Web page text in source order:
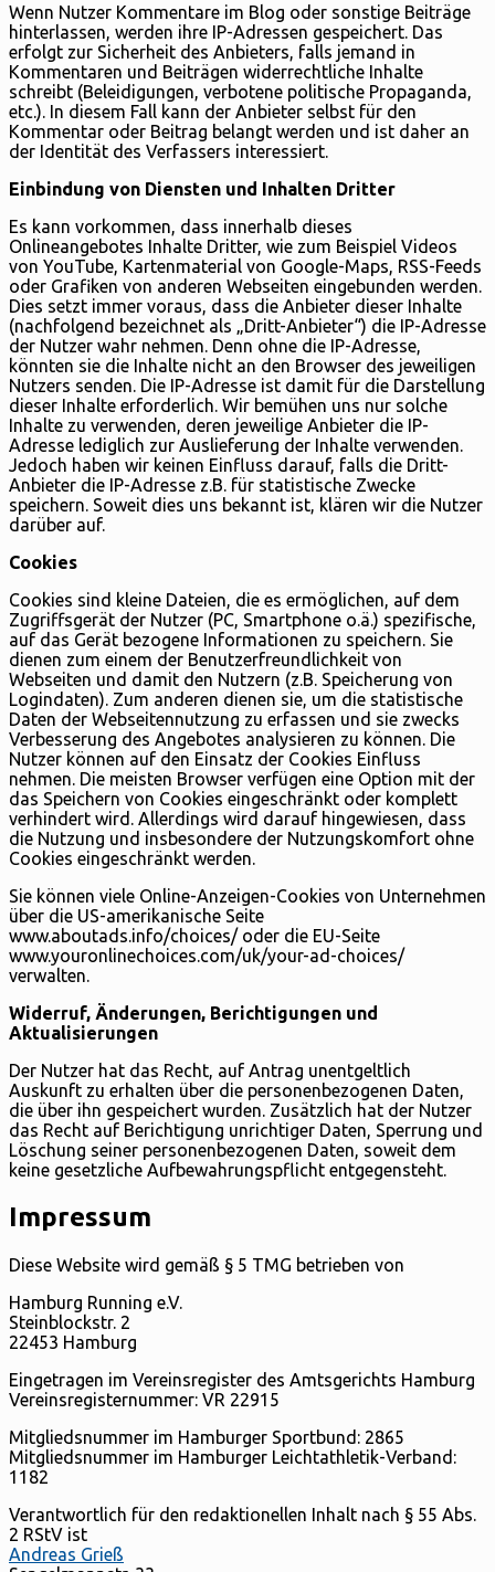
Wenn Nutzer Kommentare im Blog oder sonstige Beiträge
hinterlassen, werden ihre IP-Adressen gespeichert. Das
erfolgt zur Sicherheit des Anbieters, falls jemand in
Kommentaren und Beiträgen widerrechtliche Inhalte
schreibt (Beleidigungen, verbotene politische Propaganda,
etc.). In diesem Fall kann der Anbieter selbst für den
Kommentar oder Beitrag belangt werden und ist daher an
der Identität des Verfassers interessiert.
Einbindung von Diensten und Inhalten Dritter
Es kann vorkommen, dass innerhalb dieses
Onlineangebotes Inhalte Dritter, wie zum Beispiel Videos
von YouTube, Kartenmaterial von Google-Maps, RSS-Feeds
oder Grafiken von anderen Webseiten eingebunden werden.
Dies setzt immer voraus, dass die Anbieter dieser Inhalte
(nachfolgend bezeichnet als „Dritt-Anbieter“) die IP-Adresse
der Nutzer wahr nehmen. Denn ohne die IP-Adresse,
könnten sie die Inhalte nicht an den Browser des jeweiligen
Nutzers senden. Die IP-Adresse ist damit für die Darstellung
dieser Inhalte erforderlich. Wir bemühen uns nur solche
Inhalte zu verwenden, deren jeweilige Anbieter die IP-
Adresse lediglich zur Auslieferung der Inhalte verwenden.
Jedoch haben wir keinen Einfluss darauf, falls die Dritt-
Anbieter die IP-Adresse z.B. für statistische Zwecke
speichern. Soweit dies uns bekannt ist, klären wir die Nutzer
darüber auf.
Cookies
Cookies sind kleine Dateien, die es ermöglichen, auf dem
Zugriffsgerät der Nutzer (PC, Smartphone o.ä.) spezifische,
auf das Gerät bezogene Informationen zu speichern. Sie
dienen zum einem der Benutzerfreundlichkeit von
Webseiten und damit den Nutzern (z.B. Speicherung von
Logindaten). Zum anderen dienen sie, um die statistische
Daten der Webseitennutzung zu erfassen und sie zwecks
Verbesserung des Angebotes analysieren zu können. Die
Nutzer können auf den Einsatz der Cookies Einfluss
nehmen. Die meisten Browser verfügen eine Option mit der
das Speichern von Cookies eingeschränkt oder komplett
verhindert wird. Allerdings wird darauf hingewiesen, dass
die Nutzung und insbesondere der Nutzungskomfort ohne
Cookies eingeschränkt werden.
Sie können viele Online-Anzeigen-Cookies von Unternehmen
über die US-amerikanische Seite
www.aboutads.info/choices/ oder die EU-Seite
www.youronlinechoices.com/uk/your-ad-choices/
verwalten.
Widerruf, Änderungen, Berichtigungen und
Aktualisierungen
Der Nutzer hat das Recht, auf Antrag unentgeltlich
Auskunft zu erhalten über die personenbezogenen Daten,
die über ihn gespeichert wurden. Zusätzlich hat der Nutzer
das Recht auf Berichtigung unrichtiger Daten, Sperrung und
Löschung seiner personenbezogenen Daten, soweit dem
keine gesetzliche Aufbewahrungspflicht entgegensteht.
Impressum
Diese Website wird gemäß § 5 TMG betrieben von
Hamburg Running e.V.
Steinblockstr. 2
22453 Hamburg
Eingetragen im Vereinsregister des Amtsgerichts Hamburg
Vereinsregisternummer: VR 22915
Mitgliedsnummer im Hamburger Sportbund: 2865
Mitgliedsnummer im Hamburger Leichtathletik-Verband:
1182
Verantwortlich für den redaktionellen Inhalt nach § 55 Abs.
2 RStV ist
Andreas Grieß